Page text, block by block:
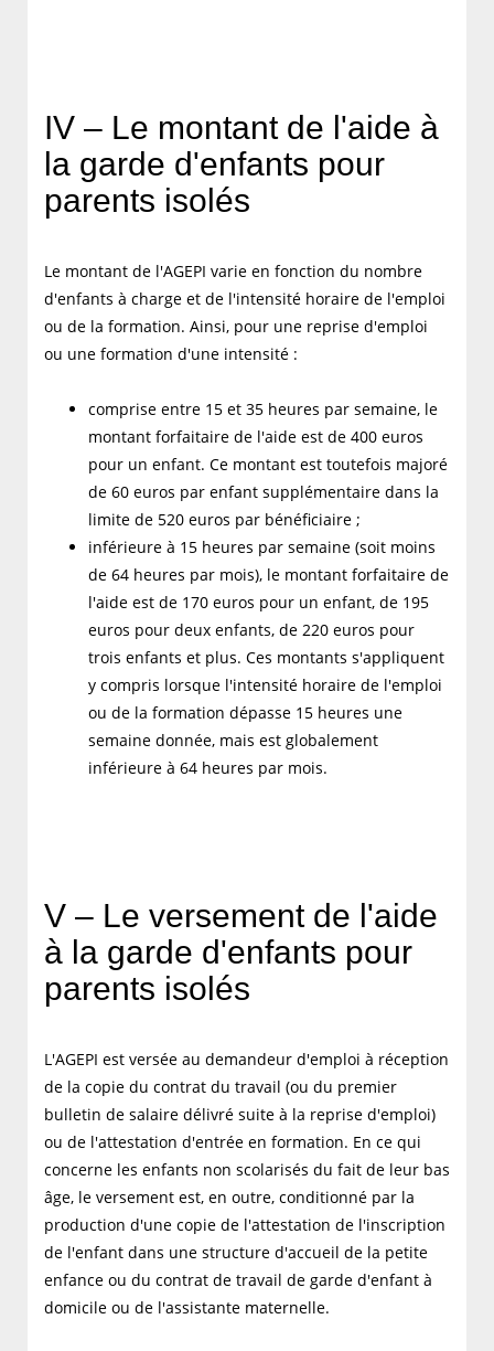
IV – Le montant de l'aide à
la garde d'enfants pour
parents isolés
Le montant de l'AGEPI varie en fonction du nombre
d'enfants à charge et de l'intensité horaire de l'emploi
ou de la formation. Ainsi, pour une reprise d'emploi
ou une formation d'une intensité :
comprise entre 15 et 35 heures par semaine, le
montant forfaitaire de l'aide est de 400 euros
pour un enfant. Ce montant est toutefois majoré
de 60 euros par enfant supplémentaire dans la
limite de 520 euros par bénéficiaire ;
inférieure à 15 heures par semaine (soit moins
de 64 heures par mois), le montant forfaitaire de
l'aide est de 170 euros pour un enfant, de 195
euros pour deux enfants, de 220 euros pour
trois enfants et plus. Ces montants s'appliquent
y compris lorsque l'intensité horaire de l'emploi
ou de la formation dépasse 15 heures une
semaine donnée, mais est globalement
inférieure à 64 heures par mois.
V – Le versement de l'aide
à la garde d'enfants pour
parents isolés
L'AGEPI est versée au demandeur d'emploi à réception
de la copie du contrat du travail (ou du premier
bulletin de salaire délivré suite à la reprise d'emploi)
ou de l'attestation d'entrée en formation. En ce qui
concerne les enfants non scolarisés du fait de leur bas
âge, le versement est, en outre, conditionné par la
production d'une copie de l'attestation de l'inscription
de l'enfant dans une structure d'accueil de la petite
enfance ou du contrat de travail de garde d'enfant à
domicile ou de l'assistante maternelle.